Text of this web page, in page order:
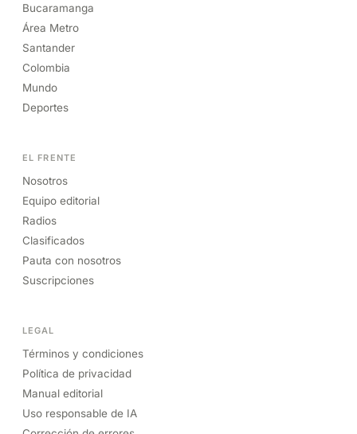
Bucaramanga
Área Metro
Santander
Colombia
Mundo
Deportes
EL FRENTE
Nosotros
Equipo editorial
Radios
Clasificados
Pauta con nosotros
Suscripciones
LEGAL
Términos y condiciones
Política de privacidad
Manual editorial
Uso responsable de IA